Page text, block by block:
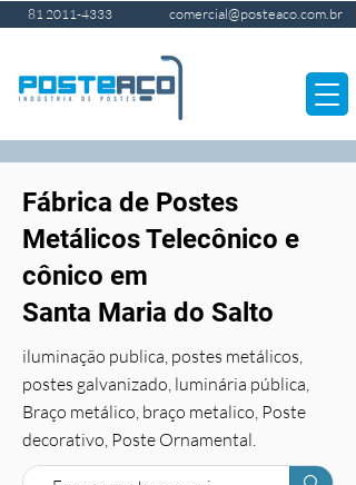
81 2011-4333 comercial@posteaco.com.br
Fábrica de Postes
Metálicos Telecônico e
cônico em
Santa Maria do Salto
iluminação publica, postes metálicos,
postes galvanizado, luminária pública,
Braço metálico, braço metalico, Poste
decorativo, Poste Ornamental.